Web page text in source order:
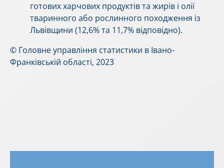
готових харчових продуктів та жирів і олії
тваринного або рослинного походження із
Львівщини (12,6% та 11,7% відповідно).
© Головне управління статистики в Івано-
Франківській області, 2023